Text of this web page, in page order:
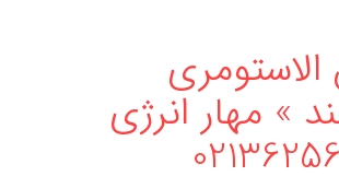
الاستومری
» مهار انرژی